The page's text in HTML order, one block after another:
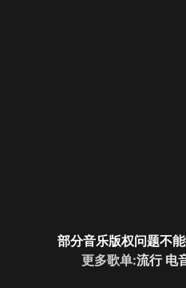
部分音乐版权问题不
更多歌单:流行 电